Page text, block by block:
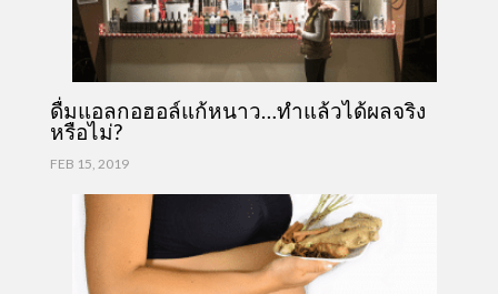
ดื่มแอลกอฮอล์แก้หนาว…ทำแล้วได้ผลจริง
หรือไม่?
FEB 15, 2019